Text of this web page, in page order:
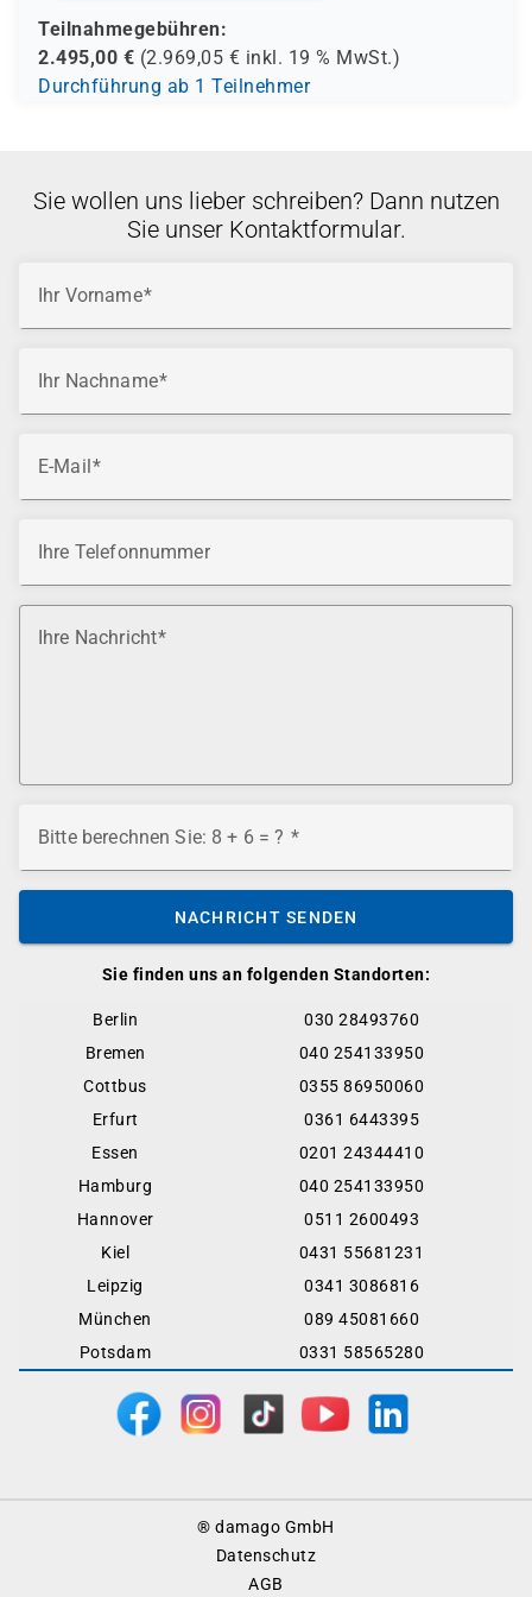
Teilnahmegebühren:
2.495,00 € (2.969,05 € inkl. 19 % MwSt.)
Durchführung ab 1 Teilnehmer
Sie finden uns an folgenden Standorten:
Berlin
030 28493760
Bremen
040 254133950
Cottbus
0355 86950060
Erfurt
0361 6443395
Essen
0201 24344410
Hamburg
040 254133950
Hannover
0511 2600493
Kiel
0431 55681231
Leipzig
0341 3086816
München
089 45081660
Potsdam
0331 58565280
Sie wollen uns lieber schreiben? Dann nutzen
Sie unser Kontaktformular.
Ihr Vorname
Ihr Nachname
E-Mail
Ihre Telefonnummer
Ihre Nachricht
Bitte berechnen Sie: 8 + 6 = ?
NACHRICHT SENDEN
® damago GmbH
Datenschutz
AGB